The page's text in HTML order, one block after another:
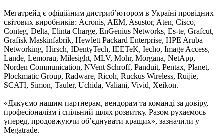
Мегатрейд є офіційним дистриб’ютором в Україні провідних
світових виробників: Acronis, AEM, Asustor, Aten, Cisco,
Conteg, Delta, Elinta Charge, EnGenius Networks, Es-te, Grafcut,
Grafisk Maskinfabrik, Hewlett Packard Enterprise, HPE Aruba
Networking, Hirsch, IDentyTech, IEETeK, Iecho, Image Access,
Lande, Lemorau, Milesight, MLV, Mohr, Morgana, NetApp,
Norden Communication, NVent Schroff, Panduit, Pentax, Planet,
Plockmatic Group, Radware, Ricoh, Ruckus Wireless, Ruijie,
SCATI, Simon, Tauler, Uchida, Valiani, Vivid, Xeikon.
«Дякуємо нашим партнерам, вендорам та команді за довіру,
професіоналізм і спільний шлях розвитку. Разом рухаємось
уперед, продовжуючи об’єднувати кращих», зазначили у
Megatrade.